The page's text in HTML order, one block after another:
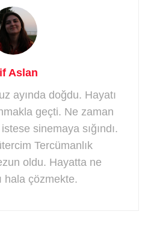
Aslan
ayında doğdu. Hayatı
geçti. Ne zaman
sinemaya sığındı.
Tercümanlık
oldu. Hayatta ne
hala çözmekte.